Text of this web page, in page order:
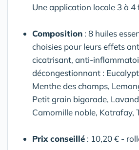
Une application locale 3 à 4
Composition : 8 huiles
choisies pour leurs effets
cicatrisant, anti-
décongestionnant :
Menthe des champs,
Petit grain bigarade,
Camomille noble, Katrafay,
Prix conseillé : 10,20 € -